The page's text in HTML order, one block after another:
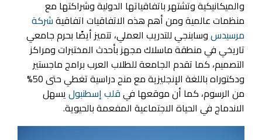
والميكانيكية وتشتهر باتفاقياتها الدولية وشراكتها مع
منظمات عالمية ومن أهم هذه الاتفاقيات اتفاقيةشركة
مرسيدسوسابنجي للتدريب العملي، تتميز أيضًا بحرم جامعي
تاريخي في منطقة ماسلاك مجهز بأحدث المختبرات ومراكز
التصميم، كما تقدم الجامعة للطلاب العرب برامج ماجستير
ودكتوراه باللغة الإنجليزية مع منح دراسية تغطي حتى 50%
من الرسوم، كما أن موقعها فيقلب إسطنبول يسهل
الاندماج في الحياة الاجتماعية المفعمة بالحيوية.